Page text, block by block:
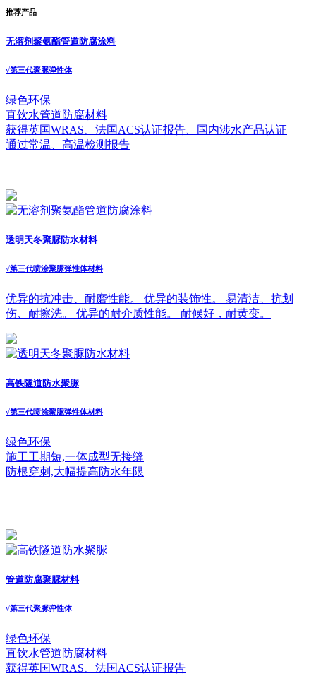
推荐产品
无溶剂聚氨酯管道防腐涂料
√第三代聚脲弹性体
绿色环保
直饮水管道防腐材料
获得英国WRAS、法国ACS认证报告、国内涉水产品认证
通过常温、高温检测报告
透明天冬聚脲防水材料
√第三代喷涂聚脲弹性体材料
优异的抗冲击、耐磨性能。 优异的装饰性。 易清洁、抗划
伤、耐擦洗。 优异的耐介质性能。 耐候好，耐黄变。
高铁隧道防水聚脲
√第三代喷涂聚脲弹性体材料
绿色环保
施工工期短,一体成型无接缝
防根穿刺,大幅提高防水年限
管道防腐聚脲材料
√第三代聚脲弹性体
绿色环保
直饮水管道防腐材料
获得英国WRAS、法国ACS认证报告